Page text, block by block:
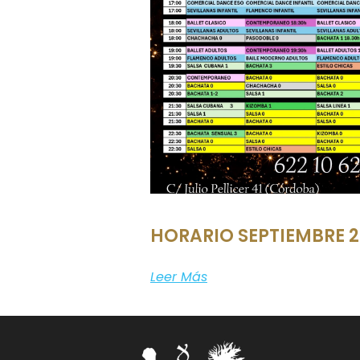
HORARIO SEPTIEMBRE
Leer Más